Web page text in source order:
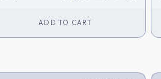
ADD TO CART